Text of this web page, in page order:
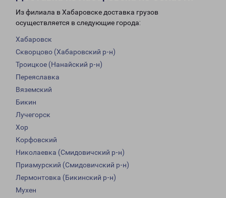
Из филиала в Хабаровске доставка грузов
осуществляется в следующие города:
Хабаровск
Скворцово (Хабаровский р-н)
Троицкое (Нанайский р-н)
Переяславка
Вяземский
Бикин
Лучегорск
Хор
Корфовский
Николаевка (Смидовичский р-н)
Приамурский (Смидовичский р-н)
Лермонтовка (Бикинский р-н)
Мухен